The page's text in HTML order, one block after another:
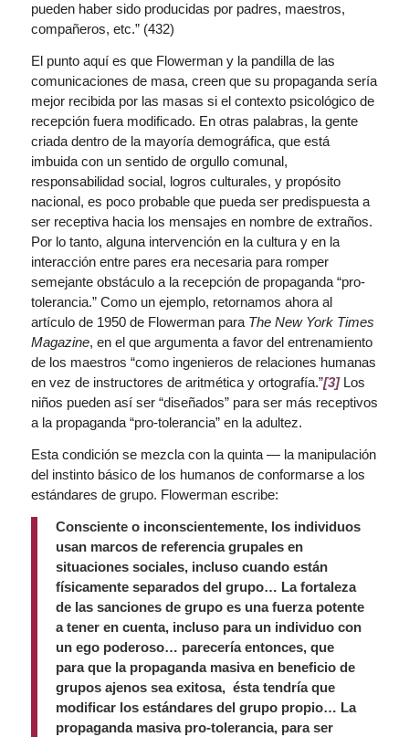
pueden haber sido producidas por padres, maestros,
compañeros, etc.” (432)
El punto aquí es que Flowerman y la pandilla de las
comunicaciones de masa, creen que su propaganda sería
mejor recibida por las masas si el contexto psicológico de
recepción fuera modificado. En otras palabras, la gente
criada dentro de la mayoría demográfica, que está
imbuida con un sentido de orgullo comunal,
responsabilidad social, logros culturales, y propósito
nacional, es poco probable que pueda ser predispuesta a
ser receptiva hacia los mensajes en nombre de extraños.
Por lo tanto, alguna intervención en la cultura y en la
interacción entre pares era necesaria para romper
semejante obstáculo a la recepción de propaganda “pro-
tolerancia.” Como un ejemplo, retornamos ahora al
artículo de 1950 de Flowerman para The New York Times
Magazine, en el que argumenta a favor del entrenamiento
de los maestros “como ingenieros de relaciones humanas
en vez de instructores de aritmética y ortografía.”[3]Los
niños pueden así ser “diseñados” para ser más receptivos
a la propaganda “pro-tolerancia” en la adultez.
Esta condición se mezcla con la quinta — la manipulación
del instinto básico de los humanos de conformarse a los
estándares de grupo. Flowerman escribe:
Consciente o inconscientemente, los individuos
usan marcos de referencia grupales en
situaciones sociales, incluso cuando están
físicamente separados del grupo… La fortaleza
de las sanciones de grupo es una fuerza potente
a tener en cuenta, incluso para un individuo con
un ego poderoso… parecería entonces, que
para que la propaganda masiva en beneficio de
grupos ajenos sea exitosa, ésta tendría que
modificar los estándares del grupo propio… La
propaganda masiva pro-tolerancia, para ser